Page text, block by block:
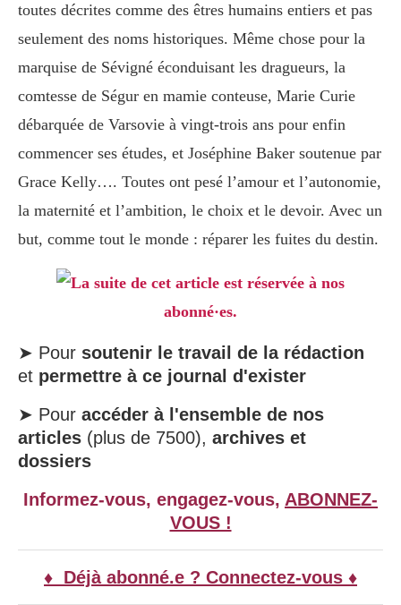
toutes décrites comme des êtres humains entiers et pas
seulement des noms historiques. Même chose pour la
marquise de Sévigné éconduisant les dragueurs, la
comtesse de Ségur en mamie conteuse, Marie Curie
débarquée de Varsovie à vingt-trois ans pour enfin
commencer ses études, et Joséphine Baker soutenue par
Grace Kelly…. Toutes ont pesé l’amour et l’autonomie,
la maternité et l’ambition, le choix et le devoir. Avec un
but, comme tout le monde : réparer les fuites du destin.
La suite de cet article est réservée à nos
abonné·es.
➤ Pour soutenir le travail de la rédaction
et permettre à ce journal d'exister
➤ Pour accéder à l'ensemble de nos
articles (plus de 7500), archives et
dossiers
Informez-vous, engagez-vous, ABONNEZ-
VOUS !
♦ Déjà abonné.e ? Connectez-vous ♦